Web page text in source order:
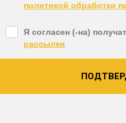
политикой обработки
Я согласен (-на)
рассылки